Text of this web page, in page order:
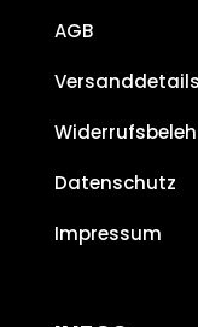
AGB
Versanddetails
Datenschutz
Impressum